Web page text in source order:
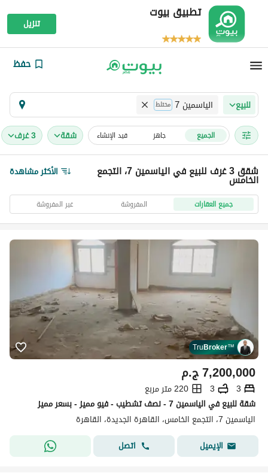
تطبيق بيوت
تنزيل
حفظ
للبيع الياسمين 7 مختلط
الجميع جاهز قيد الإنشاء شقة 3 غرف
شقق 3 غرف للبيع في الياسمين 7، التجمع الخامس الأكثر مشاهدة
جميع العقارات المفروشة غير المفروشة
TruBroker™
ج.م7,200,000
3
3
220 متر مربع
شقة للبيع في الياسمين 7 - نصف تشطيب - فيو مميز - بسعر مميز
الياسمين 7، التجمع الخامس، القاهرة الجديدة، القاهرة
الإيميل
اتصل